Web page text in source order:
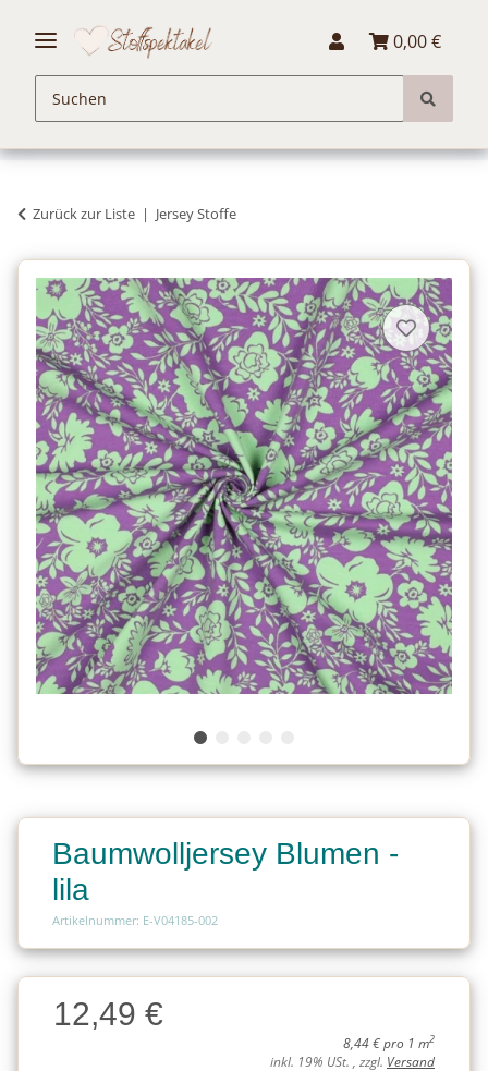
0,00 €
Zurück zur Liste Jersey Stoffe
Baumwolljersey Blumen -
lila
Artikelnummer: E-V04185-002
Charge
Charge12,49 €
8,44 € pro 1 m2
inkl. 19% USt. , zzgl. Versand